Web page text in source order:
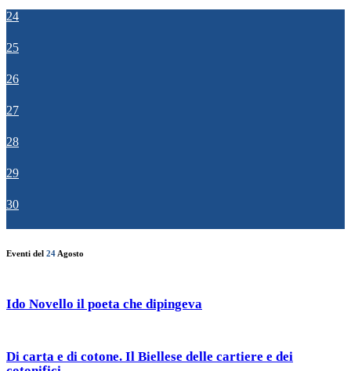
24
25
26
27
28
29
30
Eventi del 24 Agosto
Ido Novello il poeta che dipingeva
Di carta e di cotone. Il Biellese delle cartiere e dei